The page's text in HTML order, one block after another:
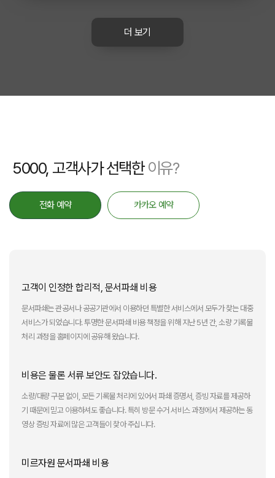
더 보기
5000, 고객사가 선택한이유?
전화 예약 카카오 예약
고객이 인정한 합리적, 문서파쇄 비용
문서파쇄는 관공서나 공공기관에서 이용하던 특별한 서비스에서 모두가 찾는 대중
서비스가 되었습니다. 투명한 문서파쇄 비용 책정을 위해 지난 5년 간, 소량 기록물
처리 과정을 홈페이지에 공유해 왔습니다.
비용은 물론 서류 보안도 잡았습니다.
소량/대량 구분 없이, 모든 기록물 처리에 있어서 파쇄 증명서, 증빙 자료를 제공하
기 때문에 믿고 이용하셔도 좋습니다. 특히 방문 수거 서비스 과정에서 제공하는 동
영상 증빙 자료에 많은 고객들이 찾아 주십니다.
미르자원 문서파쇄 비용